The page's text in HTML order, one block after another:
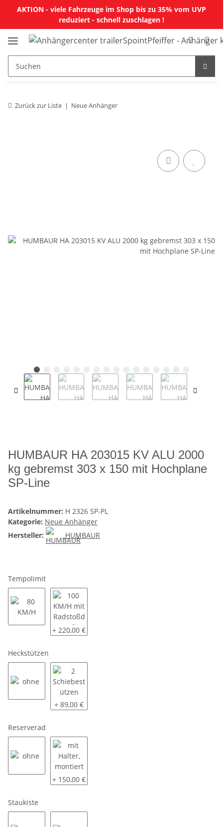
AKTION - viele Fahrzeuge im Shop bis zu 35% vom UVP
reduziert - schnell zuschlagen !
Zurück zur Liste Neue Anhänger
HUMBAUR HA 203015 KV ALU 2000
kg gebremst 303 x 150 mit Hochplane
SP-Line
Artikelnummer: H 2326 SP-PL
Kategorie: Neue Anhänger
Hersteller:
HUMBAUR
Tempolimit
80 KM/H100 KM/H mit Radstoßdämpfer
+ 220,00 €
Heckstützen
2 Schiebestützen
+ 89,00 €
Reserverad
mit Halter, montiert
+ 150,00 €
Staukiste